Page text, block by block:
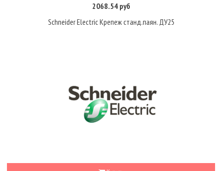
2068.54 руб
Schneider Electric Крепеж станд.паян. ДУ25